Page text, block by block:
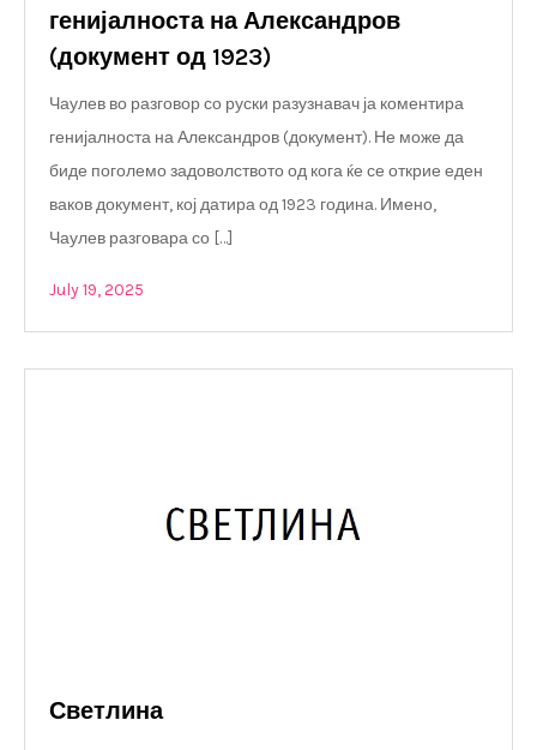
генијалноста на Александров
(документ од 1923)
Чаулев во разговор со руски разузнавач ја коментира
генијалноста на Александров (документ). Не може да
биде поголемо задоволството од кога ќе се открие еден
ваков документ, кој датира од 1923 година. Имено,
Чаулев разговара со […]
July 19, 2025
Светлина